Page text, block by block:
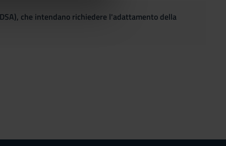
che intendano richiedere l'adattamento della